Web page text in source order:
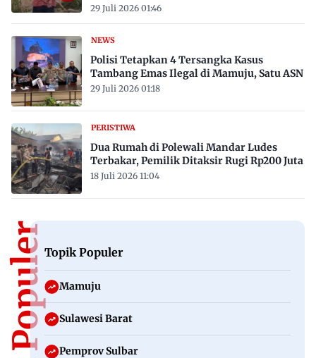
29 Juli 2026 01:46
NEWS
Polisi Tetapkan 4 Tersangka Kasus
Tambang Emas Ilegal di Mamuju, Satu ASN
29 Juli 2026 01:18
PERISTIWA
Dua Rumah di Polewali Mandar Ludes
Terbakar, Pemilik Ditaksir Rugi Rp200 Juta
18 Juli 2026 11:04
Topik Populer
Mamuju
Sulawesi Barat
Pemprov Sulbar